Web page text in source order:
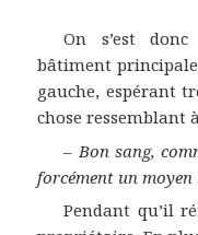
On s’est
bâtiment
gauche, espérant
chose ressemblant
– Bon sang,
forcément un moyen
Pendant qu’il